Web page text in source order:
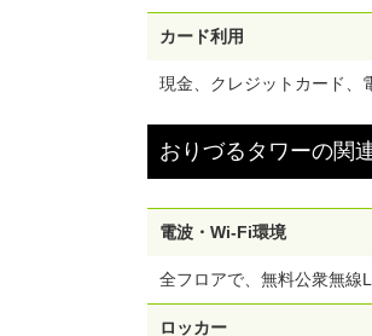
カード利用
現金、クレジットカード、
おりづるタワーの関
電波・Wi-Fi環境
全フロアで、無料公衆無線
ロッカー